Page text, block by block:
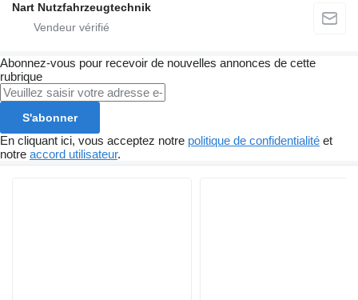
Nart Nutzfahrzeugtechnik
Abonnez-vous pour recevoir de nouvelles annonces de cette
rubrique
S'abonner
En cliquant ici, vous acceptez notre politique de confidentialité et
notre accord utilisateur.